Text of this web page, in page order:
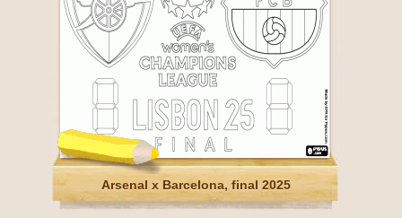
Arsenal x Barcelona, final 2025